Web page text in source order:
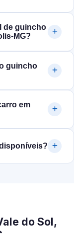
de guincho
guincho
em
do Sol,